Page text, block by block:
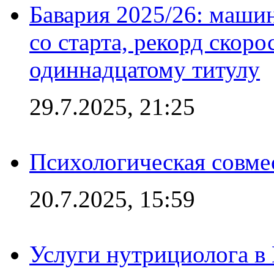
Бавария 2025/26:
со старта, рекорд
одиннадцатому титулу
29.7.2025, 21:25
Психологическая
20.7.2025, 15:59
Услуги нутрициолога